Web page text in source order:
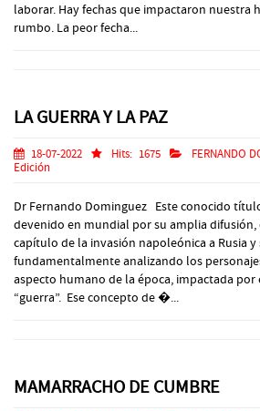
laborar. Hay fechas que impactaron nuestra
rumbo. La peor fecha...
LA GUERRA Y LA PAZ
18-07-2022 Hits: 1675 FERNANDO
Edición
Dr Fernando Dominguez Este conocido
devenido en mundial por su amplia difusión,
capítulo de la invasión napoleónica a Rusia y
fundamentalmente analizando los
aspecto humano de la época, impactada
“guerra”. Ese concepto de �...
MAMARRACHO DE CUMBRE